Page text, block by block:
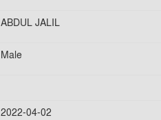
ABDUL JALIL
Male
2022-04-02